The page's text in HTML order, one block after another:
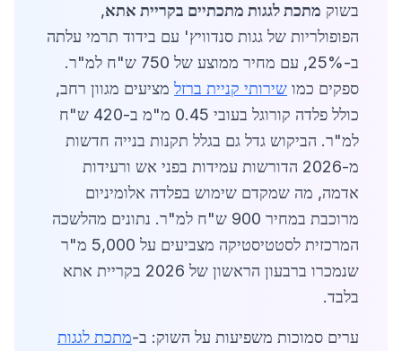
בשוק מתכת לגגות מתכתיים בקריית אתא,
הפופולריות של גגות סנדוויץ' עם בידוד תרמי עלתה
ב-25%, עם מחיר ממוצע של 750 ש"ח למ"ר.
ספקים כמו שירותי קניית ברזל מציעים מגוון רחב,
כולל פלדה קורוגל בעובי 0.45 מ"מ ב-420 ש"ח
למ"ר. הביקוש גדל גם בגלל תקנות בנייה חדשות
מ-2026 הדורשות עמידות בפני אש ורעידות
אדמה, מה שמקדם שימוש בפלדה אלומיניום
מרוכבת במחיר 900 ש"ח למ"ר. נתונים מהלשכה
המרכזית לסטטיסטיקה מצביעים על 5,000 מ"ר
שנמכרו ברבעון הראשון של 2026 בקריית אתא
בלבד.
ערים סמוכות משפיעות על השוק: ב-מתכת לגגות